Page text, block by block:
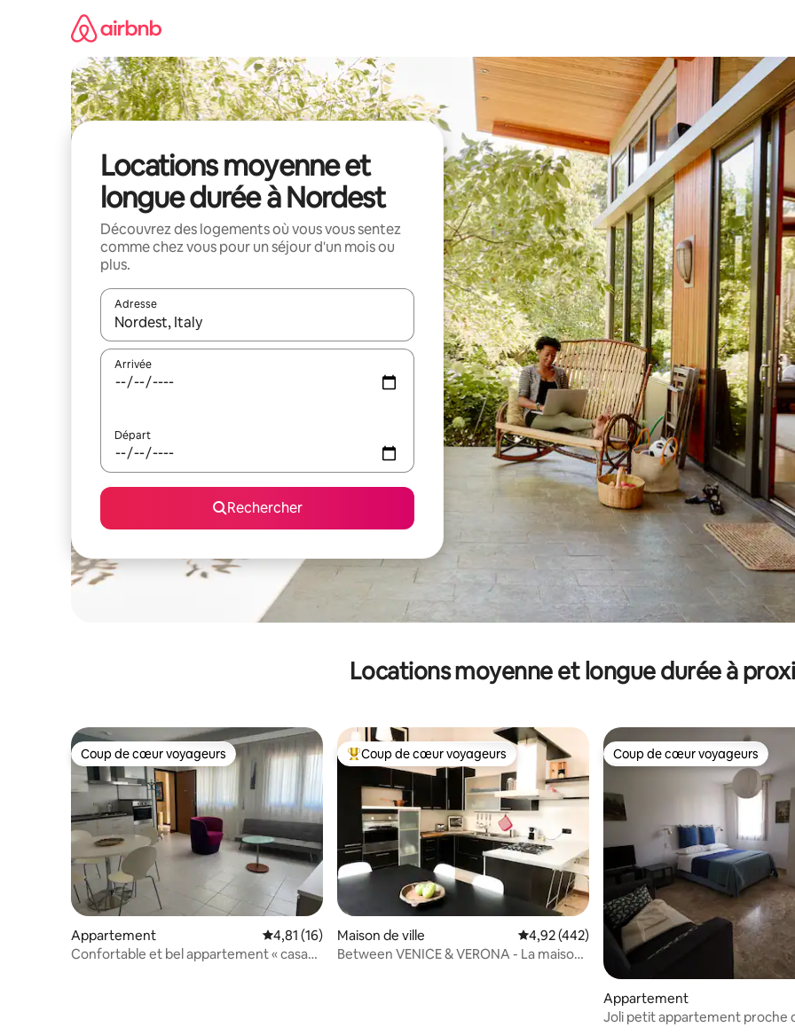
Locations moyenne et
longue durée à Nordest
Découvrez des logements où vous vous sentez
comme chez vous pour un séjour d'un mois ou
plus.
Adresse
Lorsque les résultats s'affichent, utilisez les flèches vers le haut et vers le bas pour les parcourir ou en appuyant et en
Arrivée
Départ
Rechercher
Locations moyenne et longue durée à
Coup de cœur voyageurs
Coup de cœur voyageurs
Appartement Évaluation moyenne sur la base de 16 commentaires : 4,81 sur 5
4,81 (16)
Confortable et bel appartement « casa
Coups de cœur voyageurs les plus appréciés
Coup de cœur voyageurs
Maison de ville Évaluation moyenne sur la base de 442
4,92 (442)
Between VENICE & VERONA - La maison
Coup de cœur voyageurs
Coup de cœur voyageurs
Appartement
Joli petit appartement proche